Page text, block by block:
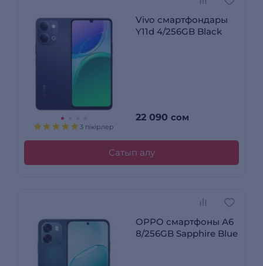
3 пікірлер
Vivo смартфондары
Y11d 4/256GB Black
22 090 сом
Сатып алу
OPPO смартфоны A6
8/256GB Sapphire Blue